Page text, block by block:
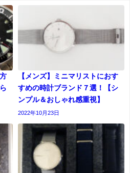
【メンズ】ミニマリストにおす
すめの時計ブランド７選！【シ
ンプル＆おしゃれ感重視】
2022年10月23日